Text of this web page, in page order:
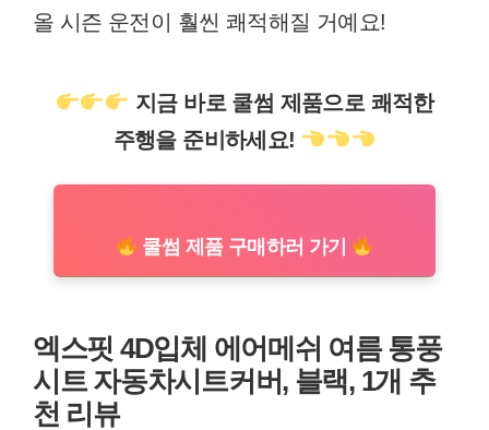
올 시즌 운전이 훨씬 쾌적해질 거예요!
지금 바로 쿨썸 제품으로 쾌적한
주행을 준비하세요!
쿨썸 제품 구매하러 가기
엑스핏 4D입체 에어메쉬 여름 통풍
시트 자동차시트커버, 블랙, 1개 추
천 리뷰